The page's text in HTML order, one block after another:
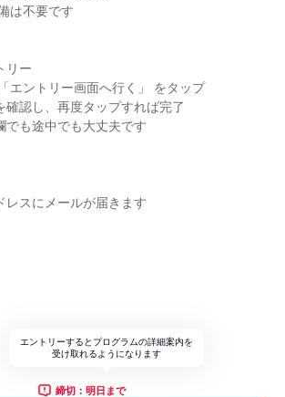
は不要です
リー
エントリー画面へ行く」 をタップ
確認し、再度タップすれば完了
でも途中でも大丈夫です
レスにメールが届きます
エントリーするとプログラムの詳細案内を
受け取れるようになります
締切：明日まで